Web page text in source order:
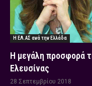
Η ΕΛ.ΑΣ ανά την Ελλάδα
Η μεγάλη προσφορά
Ελευσίνας
28 Σεπτεμβρίου 2018